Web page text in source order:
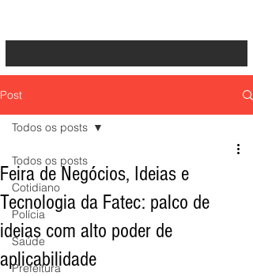
Post
Todos os posts
Cotidiano
Polícia
Saúde
Prefeitura
Todos os posts
Feira de Negócios, Ideias e
Tecnologia da Fatec: palco de
ideias com alto poder de
aplicabilidade